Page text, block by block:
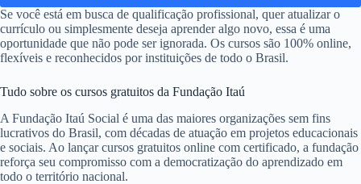
Se você está em busca de qualificação profissional, quer atualizar o
currículo ou simplesmente deseja aprender algo novo, essa é uma
oportunidade que não pode ser ignorada. Os cursos são 100% online,
flexíveis e reconhecidos por instituições de todo o Brasil.
Tudo sobre os cursos gratuitos da Fundação Itaú
A Fundação Itaú Social é uma das maiores organizações sem fins
lucrativos do Brasil, com décadas de atuação em projetos educacionais
e sociais. Ao lançar cursos gratuitos online com certificado, a fundação
reforça seu compromisso com a democratização do aprendizado em
todo o território nacional.